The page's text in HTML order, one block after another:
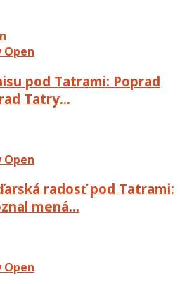
Open
pod Tatrami: Poprad
Tatry…
Open
radosť pod Tatrami:
mená…
Open